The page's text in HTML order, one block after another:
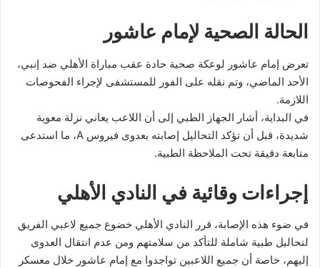
الحالة الصحية لإمام عاشور
تعرض إمام عاشور لوعكة صحية حادة عقب مباراة الأهلي ضد إنبي،
الأحد الماضي، وتم نقله على الفور للمستشفى لإجراء الفحوصات
اللازمة.
في البداية، أشار الجهاز الطبي إلى أن اللاعب يعاني نزلة معوية
شديدة، قبل أن تؤكد التحاليل إصابته بعدوى فيروس A، ما استدعى
متابعة دقيقة تحت الملاحظة الطبية.
إجراءات وقائية في النادي الأهلي
في ضوء هذه الإصابة، قرر النادي الأهلي خضوع جميع لاعبي الفريق
لتحاليل طبية شاملة للتأكد من سلامتهم ومن عدم انتقال العدوى
إليهم، خاصة أن جميع اللاعبين تواجدوا مع إمام عاشور خلال معسكر